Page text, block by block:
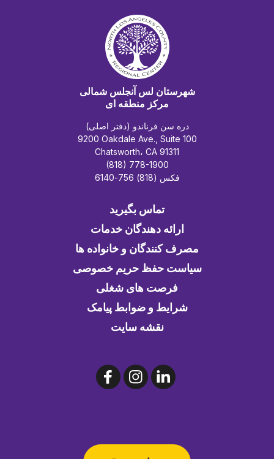
شهرستان لس آنجلس شمالی
مرکز منطقه ای
دره سن فرناندو (دفتر اصلی)
9200 Oakdale Ave., Suite 100
Chatsworth، CA 91311
(818) 778-1900
فکس (818) 756-6140
تماس بگیرید
ارائه دهندگان خدمات
مصرف کنندگان و خانواده ها
سیاست حفظ حریم خصوصی
فرصت های شغلی
شرایط و ضوابط پیامک
نقشه سایت